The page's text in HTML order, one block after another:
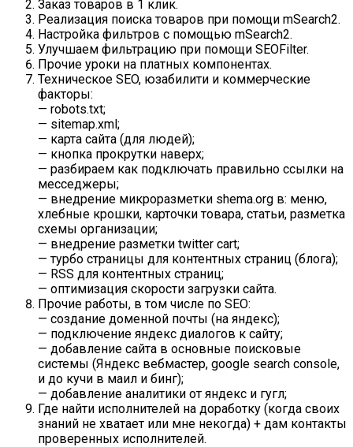
Заказ товаров в 1 клик.
Реализация поиска товаров при помощи mSearch2.
Настройка фильтров с помощью mSearch2.
Улучшаем фильтрацию при помощи SEOFilter.
Прочие уроки на платных компонентах.
Техническое SEO, юзабилити и коммерческие
факторы:
— robots.txt;
— sitemap.xml;
— карта сайта (для людей);
— кнопка прокрутки наверх;
— разбираем как подключать правильно ссылки на
месседжеры;
— внедрение микроразметки shema.org в: меню,
хлебные крошки, карточки товара, статьи, разметка
схемы организации;
— внедрение разметки twitter cart;
— турбо страницы для контентных страниц (блога);
— RSS для контентных страниц;
— оптимизация скорости загрузки сайта.
Прочие работы, в том числе по SEO:
— создание доменной почты (на яндекс);
— подключение яндекс диалогов к сайту;
— добавление сайта в основные поисковые
системы (Яндекс вебмастер, google search console,
и до кучи в маил и бинг);
— добавление аналитики от яндекс и гугл;
Где найти исполнителей на доработку (когда своих
знаний не хватает или мне некогда) + дам контакты
проверенных исполнителей.